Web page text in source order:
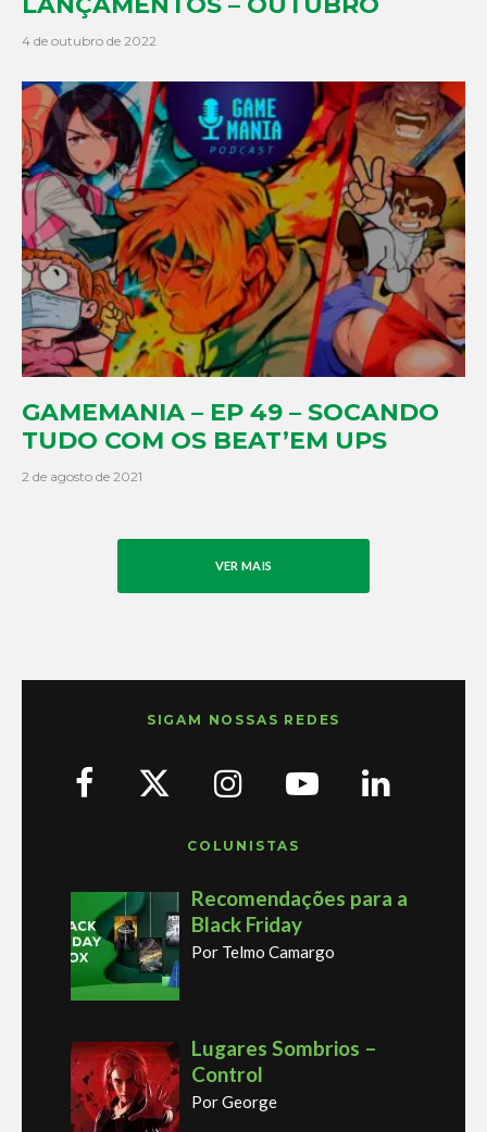
4 de outubro de 2022
GAMEMANIA – EP 49 – SOCANDO
TUDO COM OS BEAT’EM UPS
2 de agosto de 2021
VER MAIS
SIGAM NOSSAS REDES
COLUNISTAS
Recomendações para a
Black Friday
Por Telmo Camargo
Lugares Sombrios –
Control
Por George